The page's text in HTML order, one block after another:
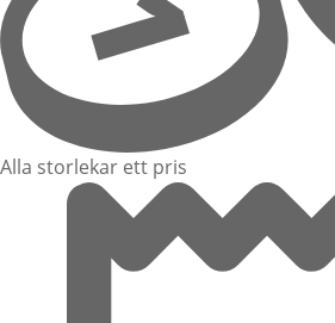
Alla storlekar ett pris